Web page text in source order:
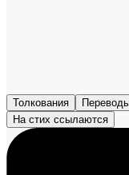
Толкования
На стих ссылаются